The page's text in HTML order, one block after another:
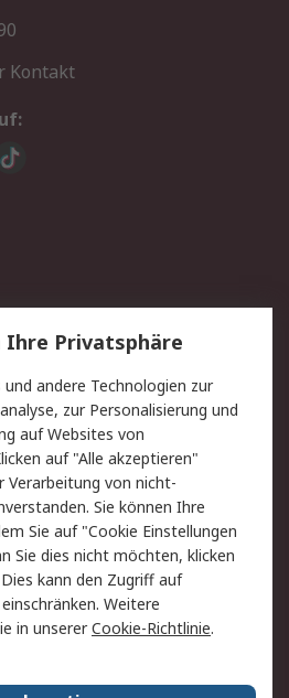
Kontakt
Lieferlösungen
Kontakt
Datenschutz
Zahlungsbedingungen
Privatsphäre
andere Technologien zur
zur Personalisierung und
auf Websites von
auf "Alle akzeptieren"
Verarbeitung von nicht-
Sie können Ihre
Sie auf "Cookie Einstellungen
Sie dies nicht möchten, klicken
kann den Zugriff auf
Weitere
in unsererCookie-Richtlinie.